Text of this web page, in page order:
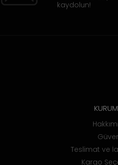
kaydolun!
Teslimat ve
Kargo